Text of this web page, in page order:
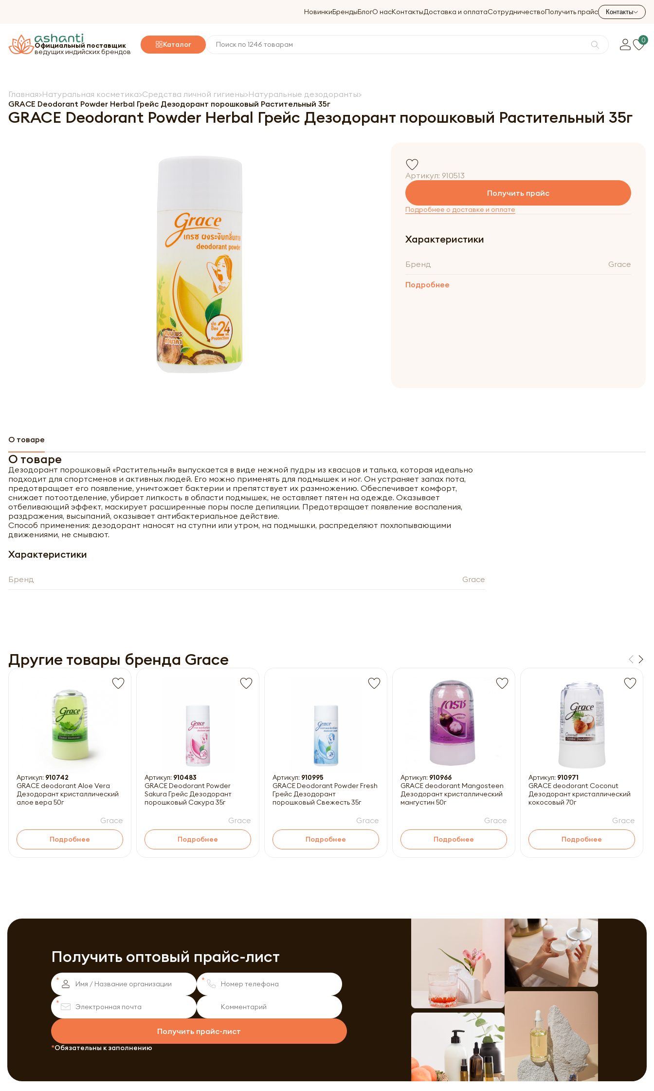
НовинкиБрендыБлогО насКонтактыДоставка и оплатаСотрудничествоПолучить прайс Контакты
Официальный поставщик
ведущих индийских брендов
Каталог 0
Главная Натуральная косметика Средства личной гигиены Натуральные дезодоранты
GRACE Deodorant Powder Herbal Грейс Дезодорант порошковый Растительный 35г
GRACE Deodorant Powder Herbal Грейс Дезодорант порошковый Растительный 35г
Артикул: 910513
Получить прайс
Подробнее о доставке и оплате
Характеристики
Бренд Grace
Подробнее
О товаре
О товаре
Дезодорант порошковый «Растительный» выпускается в виде нежной пудры из квасцов и талька, которая идеально
подходит для спортсменов и активных людей. Его можно применять для подмышек и ног. Он устраняет запах пота,
предотвращает его появление, уничтожает бактерии и препятствует их размножению. Обеспечивает комфорт,
снижает потоотделение, убирает липкость в области подмышек, не оставляет пятен на одежде. Оказывает
отбеливающий эффект, маскирует расширенные поры после депиляции. Предотвращает появление воспаления,
раздражения, высыпаний, оказывает антибактериальное действие.
Способ применения: дезодорант наносят на ступни или утром, на подмышки, распределяют похлопывающими
движениями, не смывают.
Характеристики
Бренд Grace
Другие товары бренда Grace
Артикул: 910742
GRACE deodorant Aloe Vera
Дезодорант кристаллический
алое вера 50г
Grace
Подробнее
Артикул: 910483
GRACE Deodorant Powder
Sakura Грейс Дезодорант
порошковый Сакура 35г
Grace
Подробнее
Артикул: 910995
GRACE Deodorant Powder Fresh
Грейс Дезодорант
порошковый Свежесть 35г
Grace
Подробнее
Артикул: 910966
GRACE deodorant Mangosteen
Дезодорант кристаллический
мангустин 50г
Grace
Подробнее
Артикул: 910971
GRACE deodorant Coconut
Дезодорант кристаллический
кокосовый 70г
Grace
Подробнее
Получить оптовый прайс-лист
Получить прайс-лист
Обязательны к заполнению
Получить прайс-лист